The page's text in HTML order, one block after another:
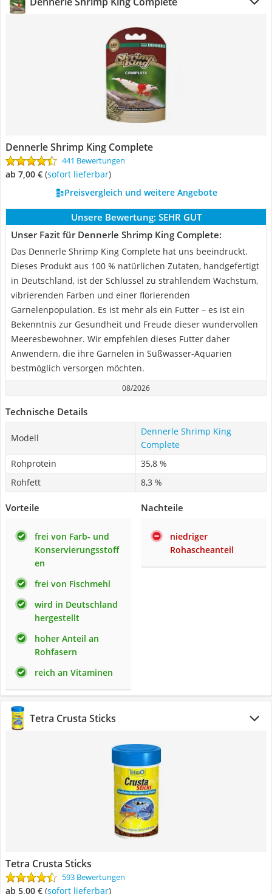
Dennerle Shrimp King Complete
441 Bewertungen
ab 7,00 € ( Sofort lieferbar)
Preisvergleich und weitere Angebote
Unsere Bewertung: SEHR GUT
Unser Fazit für Dennerle Shrimp King Complete:
Das Dennerle Shrimp King Complete hat uns beeindruckt.
Dieses Produkt aus 100 % natürlichen Zutaten, handgefertigt
in Deutschland, ist der Schlüssel zu strahlendem Wachstum,
vibrierenden Farben und einer florierenden
Garnelenpopulation. Es ist mehr als ein Futter – es ist ein
Bekenntnis zur Gesundheit und Freude dieser wundervollen
Meeresbewohner. Wir empfehlen dieses Futter daher
Anwendern, die ihre Garnelen in Süßwasser-Aquarien
bestmöglich versorgen möchten.
08/2026
Technische Details
Modell
Dennerle Shrimp King
Complete
Rohprotein
35,8 %
Rohfett
8,3 %
Vorteile
frei von Farb- und
Konservierungsstoff
en
frei von Fischmehl
wird in Deutschland
hergestellt
hoher Anteil an
Rohfasern
reich an Vitaminen
Nachteile
niedriger
Rohascheanteil
Tetra Crusta Sticks
Tetra Crusta Sticks
593 Bewertungen
ab 5,00 € ( Sofort lieferbar)